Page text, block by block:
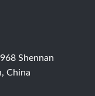
Shennan
China